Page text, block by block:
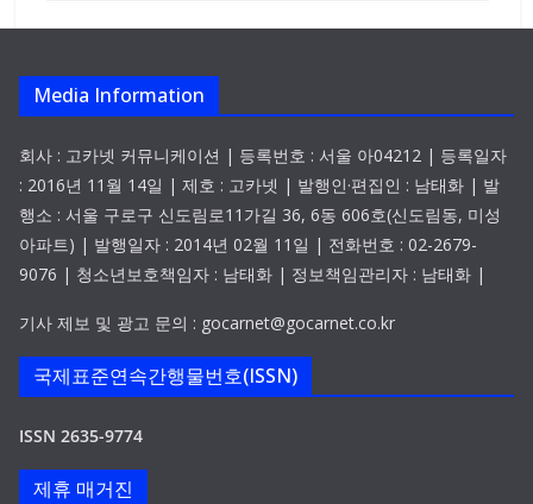
Media Information
회사 : 고카넷 커뮤니케이션 | 등록번호 : 서울 아04212 | 등록일자
: 2016년 11월 14일 | 제호 : 고카넷 | 발행인·편집인 : 남태화 | 발
행소 : 서울 구로구 신도림로11가길 36, 6동 606호(신도림동, 미성
아파트) | 발행일자 : 2014년 02월 11일 | 전화번호 : 02-2679-
9076 | 청소년보호책임자 : 남태화 | 정보책임관리자 : 남태화 |
기사 제보 및 광고 문의 : gocarnet@gocarnet.co.kr
국제표준연속간행물번호(ISSN)
ISSN 2635-9774
제휴 매거진